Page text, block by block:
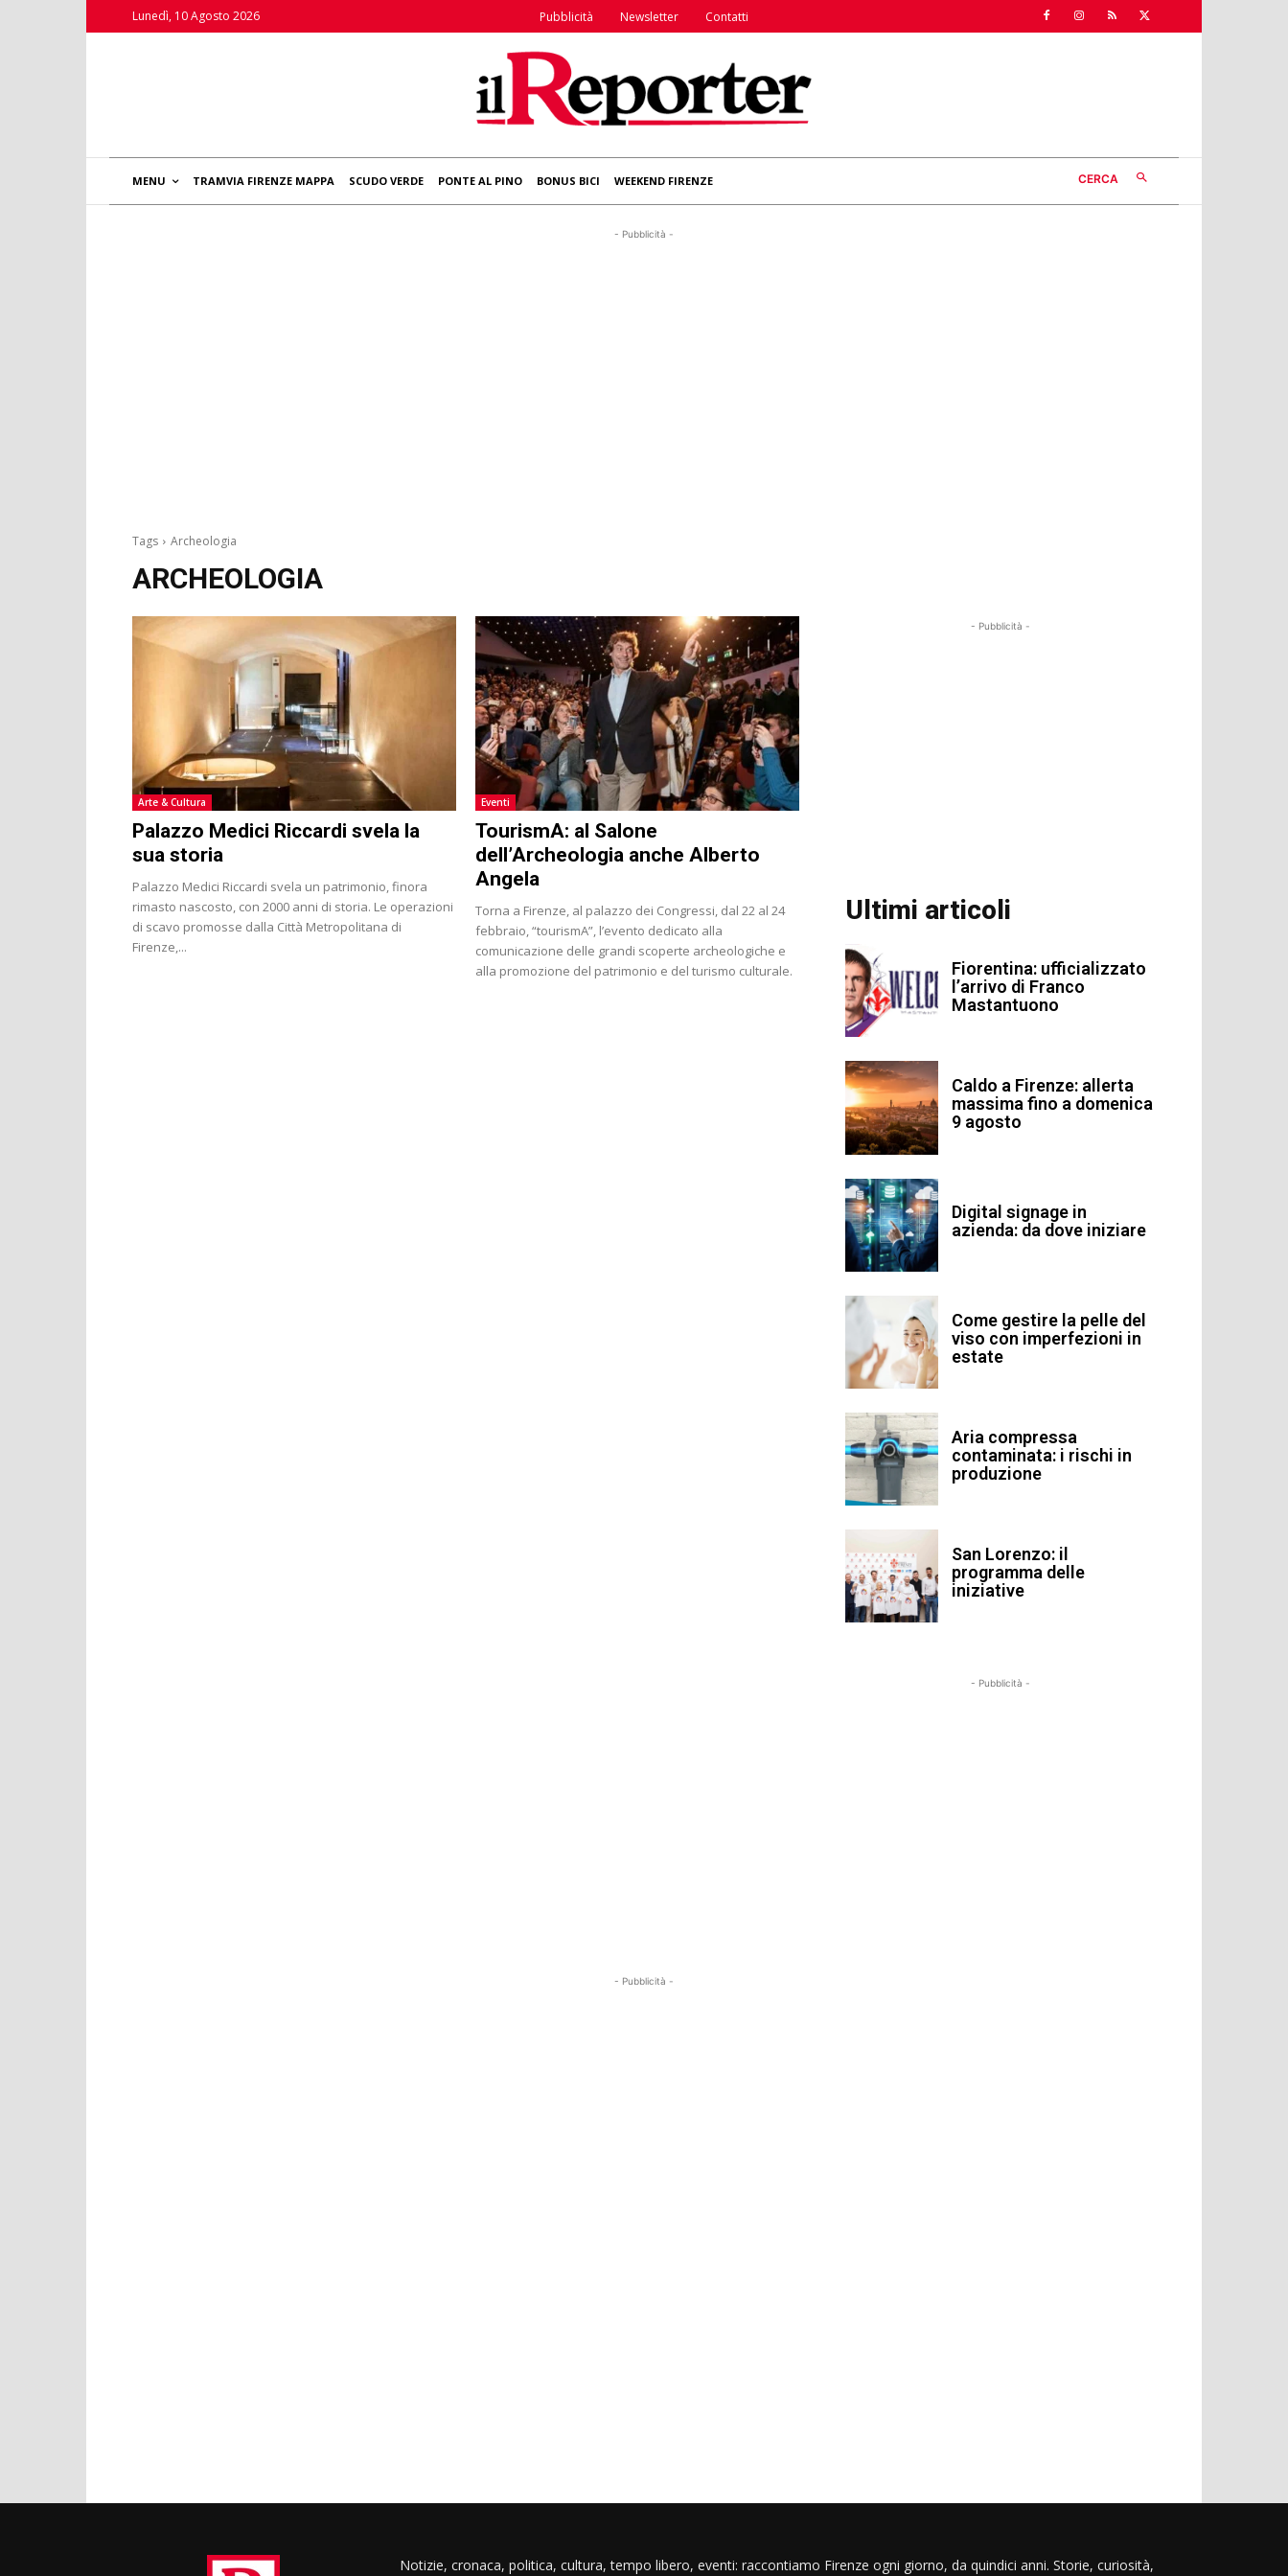
Lunedì, 10 Agosto 2026 Pubblicità Newsletter Contatti
MENU TRAMVIA FIRENZE MAPPA SCUDO VERDE PONTE AL PINO BONUS BICI WEEKEND FIRENZE CERCA
- Pubblicità -
Tags Archeologia
ARCHEOLOGIA
Arte & Cultura
Palazzo Medici Riccardi svela la
sua storia
Palazzo Medici Riccardi svela un patrimonio, finora
rimasto nascosto, con 2000 anni di storia. Le operazioni
di scavo promosse dalla Città Metropolitana di
Firenze,...
Eventi
TourismA: al Salone
dell’Archeologia anche Alberto
Angela
Torna a Firenze, al palazzo dei Congressi, dal 22 al 24
febbraio, “tourismA”, l’evento dedicato alla
comunicazione delle grandi scoperte archeologiche e
alla promozione del patrimonio e del turismo culturale.
- Pubblicità -
Ultimi articoli
Fiorentina: ufficializzato
l’arrivo di Franco
Mastantuono
Caldo a Firenze: allerta
massima fino a domenica
9 agosto
Digital signage in
azienda: da dove iniziare
Come gestire la pelle del
viso con imperfezioni in
estate
Aria compressa
contaminata: i rischi in
produzione
San Lorenzo: il
programma delle
iniziative
- Pubblicità -
- Pubblicità -
Notizie, cronaca, politica, cultura, tempo libero, eventi: raccontiamo Firenze ogni giorno, da quindici anni. Storie, curiosità,